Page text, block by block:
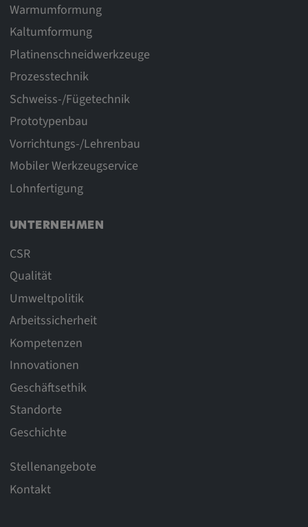
Warmumformung
Kaltumformung
Platinenschneidwerkzeuge
Prozesstechnik
Schweiss-/Fügetechnik
Prototypenbau
Vorrichtungs-/Lehrenbau
Mobiler Werkzeugservice
Lohnfertigung
UNTERNEHMEN
CSR
Qualität
Umweltpolitik
Arbeitssicherheit
Kompetenzen
Innovationen
Geschäftsethik
Standorte
Geschichte
Stellenangebote
Kontakt